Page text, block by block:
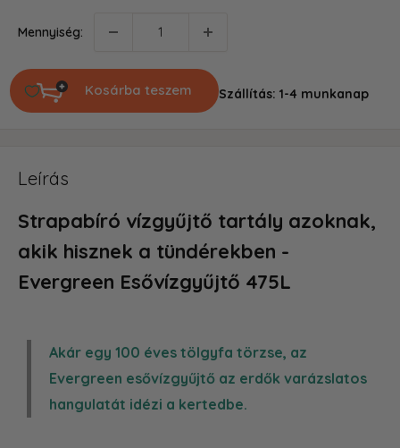
Mennyiség:
Kosárba teszem Szállítás: 1-4 munkanap
Leírás
Strapabíró vízgyűjtő tartály azoknak,
akik hisznek a tündérekben -
Evergreen Esővízgyűjtő 475L
Akár egy 100 éves tölgyfa törzse, az
Evergreen esővízgyűjtő az erdők varázslatos
hangulatát idézi a kertedbe.